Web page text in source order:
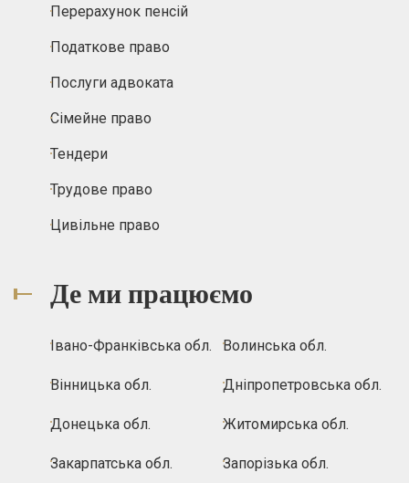
Перерахунок пенсій
Податкове право
Послуги адвоката
Сімейне право
Тендери
Трудове право
Цивільне право
Де ми працюємо
Івано-Франківська обл. Волинська обл.
Вінницька обл. Дніпропетровська обл.
Донецька обл. Житомирська обл.
Закарпатська обл. Запорізька обл.